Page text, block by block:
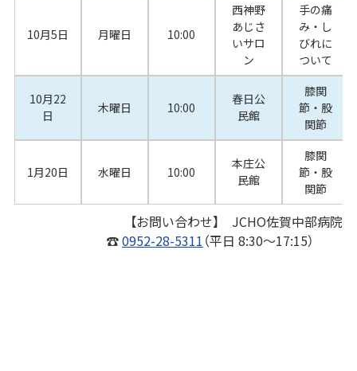
10月5日 月曜日 10:00
西神野
あじさ
いサロ
ン
手の痛
み・し
びれに
ついて
10月22
日
木曜日 10:00
春日公
民館
膝関
節・股
関節
1月20日 水曜日 10:00
本庄公
民館
膝関
節・股
関節
【お問い合わせ】 JCHO佐賀中部病院
☎0952-28-5311 （平日 8:30～17:15）